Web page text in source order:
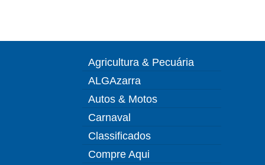
Agricultura & Pecuária
ALGAzarra
Autos & Motos
Carnaval
Classificados
Compre Aqui